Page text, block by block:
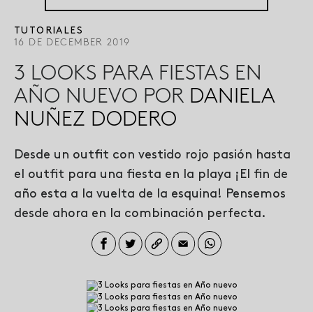
TUTORIALES
16 DE DECEMBER 2019
3 LOOKS PARA FIESTAS EN
AÑO NUEVO POR DANIELA
NUÑEZ DODERO
Desde un outfit con vestido rojo pasión hasta
el outfit para una fiesta en la playa ¡El fin de
año esta a la vuelta de la esquina! Pensemos
desde ahora en la combinación perfecta.